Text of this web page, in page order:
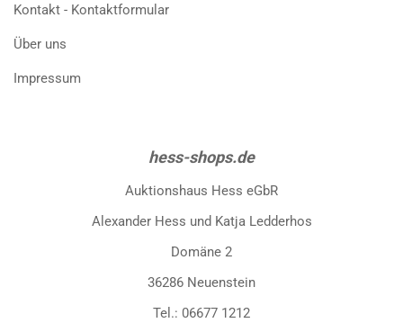
Kontakt - Kontaktformular
Über uns
Impressum
hess-shops.de
Auktionshaus Hess eGbR
Alexander Hess und Katja Ledderhos
Domäne 2
36286 Neuenstein
Tel.: 06677 1212